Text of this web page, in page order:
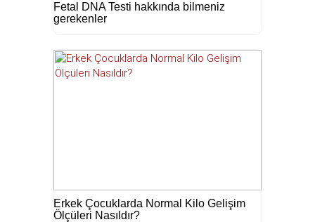
Fetal DNA Testi hakkında bilmeniz
gerekenler
Erkek Çocuklarda Normal Kilo Gelişim
Ölçüleri Nasıldır?